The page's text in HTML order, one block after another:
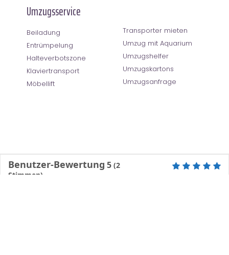
Umzugsservice
Beiladung
Entrümpelung
Halteverbotszone
Klaviertransport
Möbellift
Transporter mieten
Umzug mit Aquarium
Umzugshelfer
Umzugskartons
Umzugsanfrage
Benutzer-Bewertung 5 (2
Stimmen)